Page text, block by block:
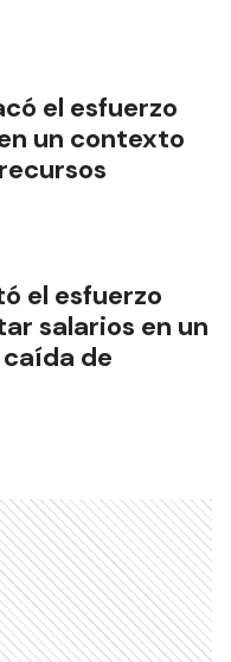
el esfuerzo
un contexto
el esfuerzo
salarios en un
de